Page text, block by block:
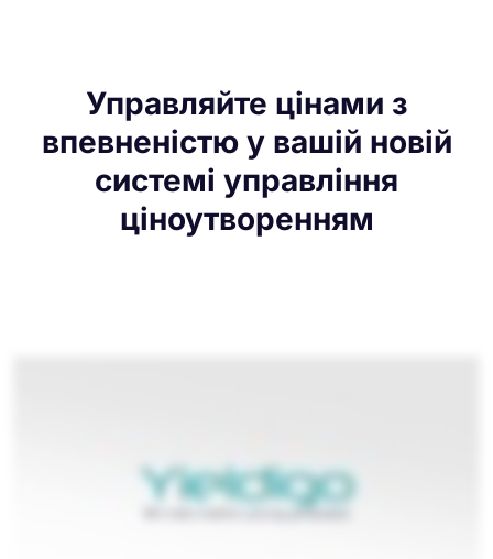
Управляйте цінами з
впевненістю у вашій новій
системі управління
ціноутворенням